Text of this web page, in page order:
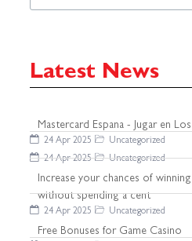
Latest News
Mastercard Espana - Jugar en
24 Apr 2025
Uncategorized
24 Apr 2025
Uncategorized
Increase your chances of
without spending a cent
24 Apr 2025 Uncategorized
Free Bonuses for Game Casino